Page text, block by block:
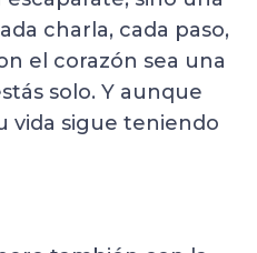
charla, cada paso,
el corazón sea una
solo. Y aunque
vida sigue teniendo